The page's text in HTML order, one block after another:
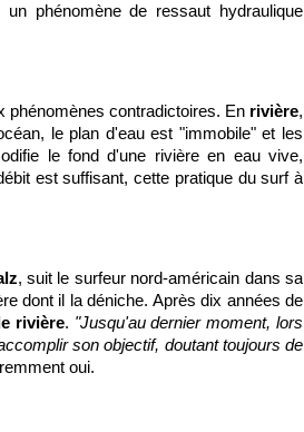
phénomène de ressaut hydraulique
phénomènes contradictoires. En rivière,
le plan d'eau est "immobile" et les
le fond d'une rivière en eau vive,
est suffisant, cette pratique du surf à
, suit le surfeur nord-américain dans sa
dont il la déniche. Après dix années de
rivière. "Jusqu'au dernier moment, lors
son objectif, doutant toujours de
oui.